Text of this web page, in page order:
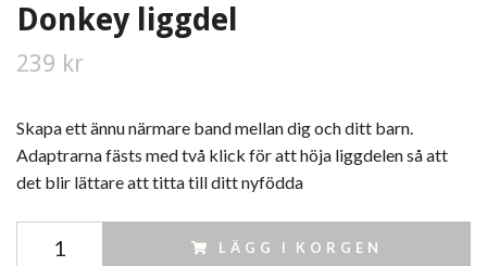
Donkey liggdel
239 kr
Skapa ett ännu närmare band mellan dig och ditt barn.
Adaptrarna fästs med två klick för att höja liggdelen så att
det blir lättare att titta till ditt nyfödda
LÄGG I KORGEN